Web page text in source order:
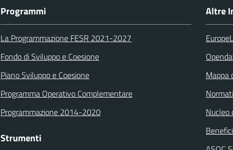
Programmi
La Programmazione FESR 2021-2027
Fondo di Sviluppo e Coesione
Piano Sviluppo e Coesione
Programma Operativo Complementare
Programmazione 2014-2020
Strumenti
Altre
Mappa
Nucleo